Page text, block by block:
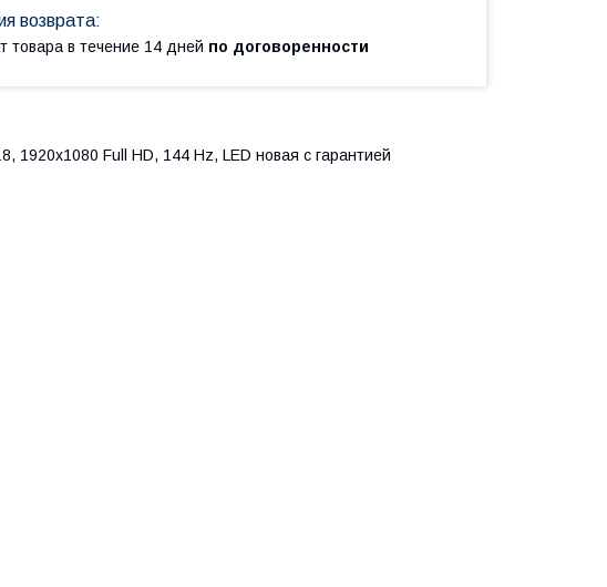
товара в течение 14 дней по договоренности
1920x1080 Full HD, 144 Hz, LED новая с гарантией